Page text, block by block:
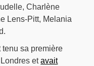
Charlène
Lens-Pitt, Melania
tenu sa première
etavait